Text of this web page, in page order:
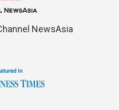
NewsAsia